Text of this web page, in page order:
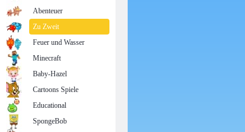
Abenteuer
Zu Zweit
Feuer und Wasser
Minecraft
Baby-Hazel
Cartoons Spiele
Educational
SpongeBob